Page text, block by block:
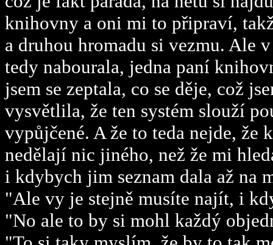
knihovny a oni mi to připraví,
a druhou hromadu si vezmu. Ale
tedy nabourala, jedna paní
jsem se zeptala, co se děje, což
vysvětlila, že ten systém slouží
vypůjčené. A že to teda nejde, že
nedělají nic jiného, než že mi
i kdybych jim seznam dala až na
"Ale vy je stejně musíte najít, i
"No ale to by si mohl každý